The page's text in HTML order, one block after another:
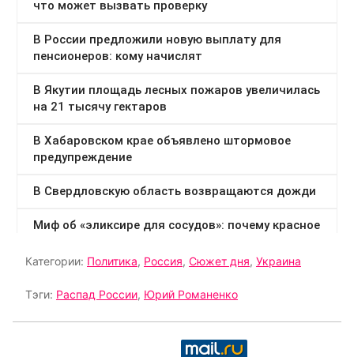
Категории: Политика, Россия, Сюжет дня, Украина
Тэги: Распад России, Юрий Романенко